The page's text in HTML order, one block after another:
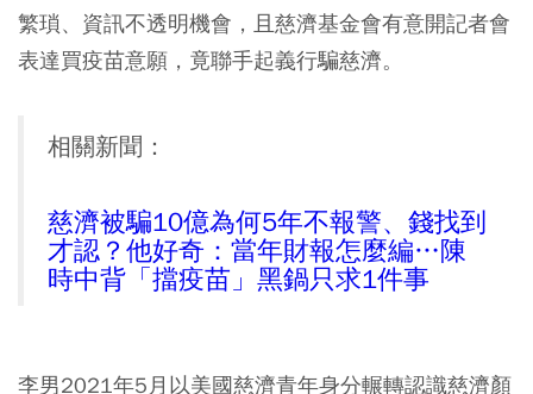
繁瑣、資訊不透明機會，且慈濟基金會有意開記者會
表達買疫苗意願，竟聯手起義行騙慈濟。
相關新聞：
慈濟被騙10億為何5年不報警、錢找到
才認？他好奇：當年財報怎麼編…陳
時中背「擋疫苗」黑鍋只求1件事
李男2021年5月以美國慈濟青年身分輾轉認識慈濟顏